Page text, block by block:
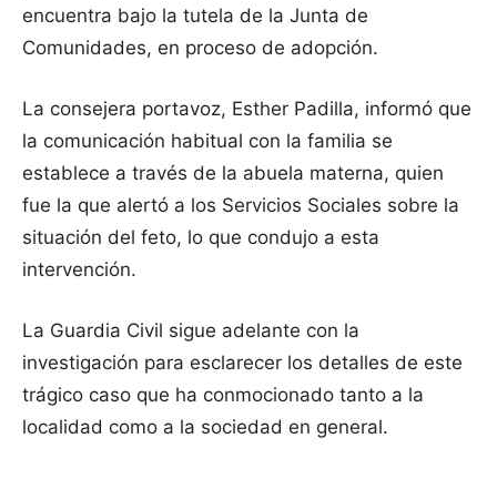
encuentra bajo la tutela de la Junta de
Comunidades, en proceso de adopción.
La consejera portavoz, Esther Padilla, informó que
la comunicación habitual con la familia se
establece a través de la abuela materna, quien
fue la que alertó a los Servicios Sociales sobre la
situación del feto, lo que condujo a esta
intervención.
La Guardia Civil sigue adelante con la
investigación para esclarecer los detalles de este
trágico caso que ha conmocionado tanto a la
localidad como a la sociedad en general.